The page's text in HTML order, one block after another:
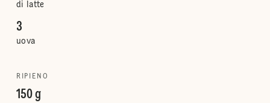
di latte
3
uova
RIPIENO
150 g